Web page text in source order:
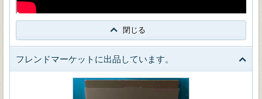
閉じる
フレンドマーケットに出品しています。